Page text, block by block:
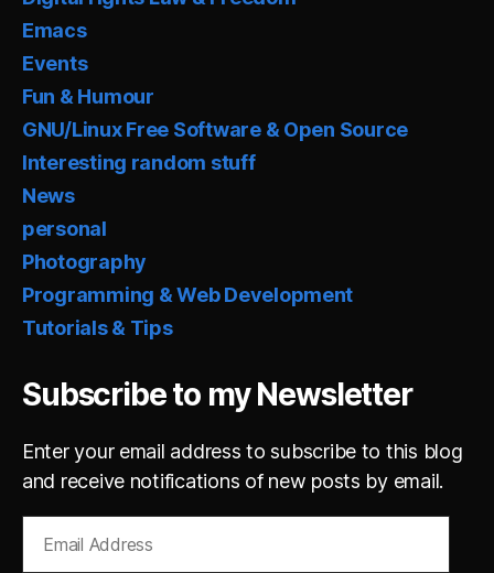
Emacs
Events
Fun & Humour
GNU/Linux Free Software & Open Source
Interesting random stuff
News
personal
Photography
Programming & Web Development
Tutorials & Tips
Subscribe to my Newsletter
Enter your email address to subscribe to this blog
and receive notifications of new posts by email.
Address